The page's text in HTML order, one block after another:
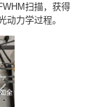
扫描，获得
动力学过程。